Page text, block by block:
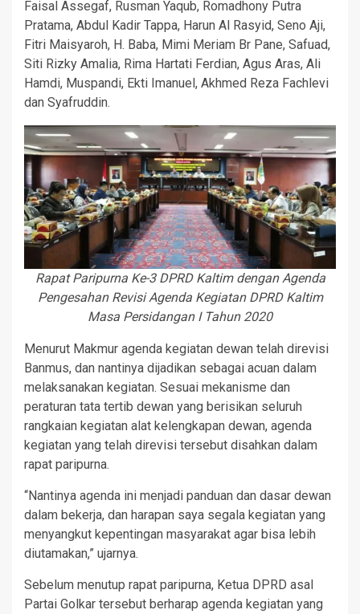
Faisal Assegaf, Rusman Yaqub, Romadhony Putra
Pratama, Abdul Kadir Tappa, Harun Al Rasyid, Seno Aji,
Fitri Maisyaroh, H. Baba, Mimi Meriam Br Pane, Safuad,
Siti Rizky Amalia, Rima Hartati Ferdian, Agus Aras, Ali
Hamdi, Muspandi, Ekti Imanuel, Akhmed Reza Fachlevi
dan Syafruddin.
Rapat Paripurna Ke-3 DPRD Kaltim dengan Agenda
Pengesahan Revisi Agenda Kegiatan DPRD Kaltim
Masa Persidangan I Tahun 2020
Menurut Makmur agenda kegiatan dewan telah direvisi
Banmus, dan nantinya dijadikan sebagai acuan dalam
melaksanakan kegiatan. Sesuai mekanisme dan
peraturan tata tertib dewan yang berisikan seluruh
rangkaian kegiatan alat kelengkapan dewan, agenda
kegiatan yang telah direvisi tersebut disahkan dalam
rapat paripurna.
“Nantinya agenda ini menjadi panduan dan dasar dewan
dalam bekerja, dan harapan saya segala kegiatan yang
menyangkut kepentingan masyarakat agar bisa lebih
diutamakan,” ujarnya.
Sebelum menutup rapat paripurna, Ketua DPRD asal
Partai Golkar tersebut berharap agenda kegiatan yang